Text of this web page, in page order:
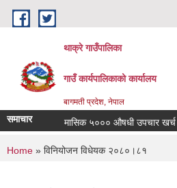
Skip to main content
थाक्रे गाउँपालिका
गाउँ कार्यपालिकाको कार्यालय
बागमती प्रदेश, नेपाल
समाचार मासिक ५००० औषधी उपचार खर्च
You are here
Home » विनियोजन विधेयक २०८०।८१